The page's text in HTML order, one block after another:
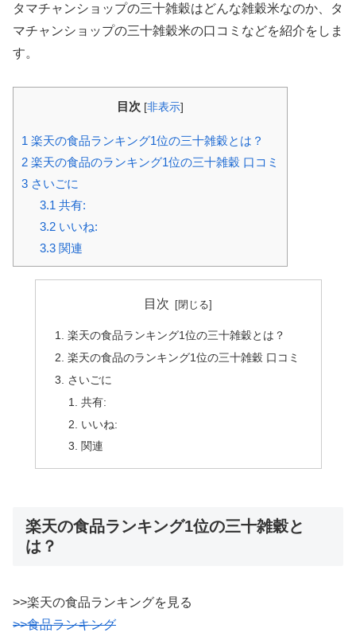
タマチャンショップの三十雑穀はどんな雑穀米なのか、タ
マチャンショップの三十雑穀米の口コミなどを紹介をしま
す。
目次 [非表示]
1 楽天の食品ランキング1位の三十雑穀とは？
2 楽天の食品のランキング1位の三十雑穀 口コミ
3 さいごに
3.1 共有:
3.2いいね:
3.3関連
目次
楽天の食品ランキング1位の三十雑穀とは？
楽天の食品のランキング1位の三十雑穀 口コミ
さいごに
共有:
いいね:
関連
楽天の食品ランキング1位の三十雑穀と
は？
>>楽天の食品ランキングを見る
>>食品ランキング